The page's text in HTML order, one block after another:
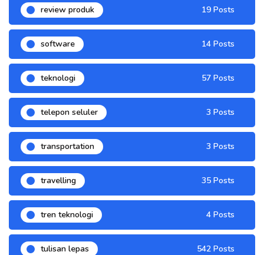
review produk 19 Posts
software 14 Posts
teknologi 57 Posts
telepon seluler 3 Posts
transportation 3 Posts
travelling 35 Posts
tren teknologi 4 Posts
tulisan lepas 542 Posts